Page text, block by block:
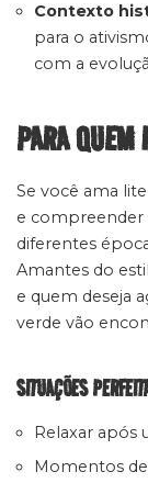
Contexto
para o
com a
PARA
Se você ama
e compreender
diferentes
Amantes do
e quem deseja
verde vão
SITUAÇÕES
Relaxar
Momentos